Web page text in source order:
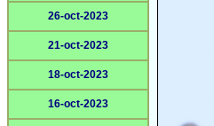
26-oct-2023
21-oct-2023
18-oct-2023
16-oct-2023